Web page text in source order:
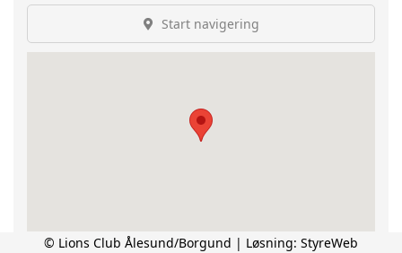
Start navigering
© Lions Club Ålesund/Borgund | Løsning: StyreWeb